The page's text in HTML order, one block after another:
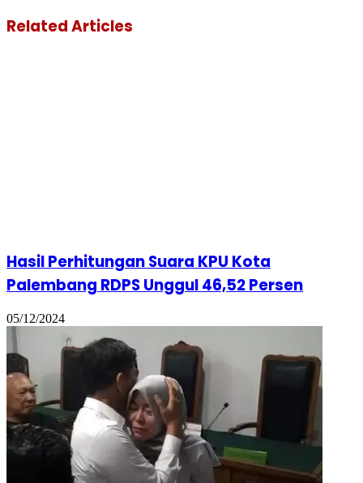
Related Articles
Terseret Kasus PMI, Eks Wakil Walikota
Palembang Divonis 7 Tahun 6 Bulan…!
04/02/2026
Massa Dari YBH SSB Desak PJ Walikota